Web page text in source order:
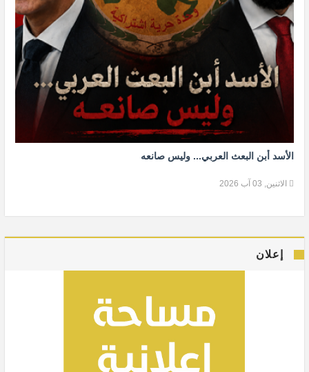
الأسد أبن البعث العربي... وليس صانعه
الاثنين, 03 آب 2026
إعلان